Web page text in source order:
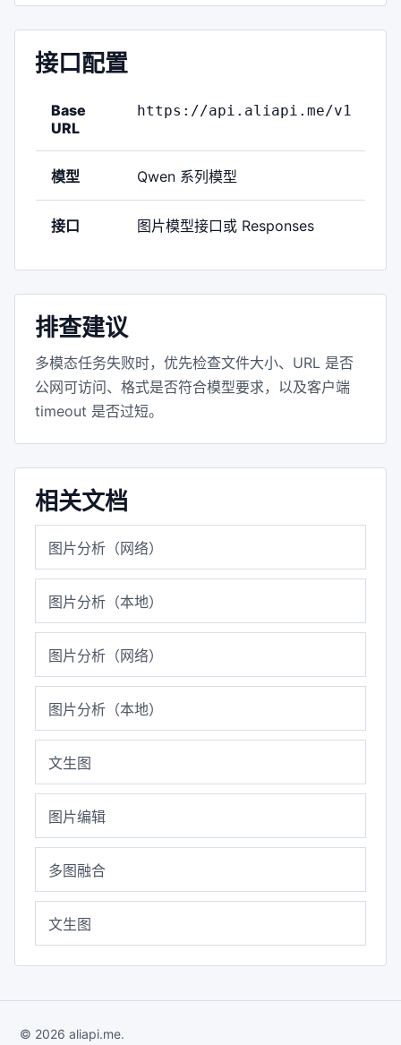
接口配置
Base
URL
https://api.aliapi.me/v1
模型 Qwen 系列模型
接口 图片模型接口或 Responses
排查建议
多模态任务失败时，优先检查文件大小、URL 是否
公网可访问、格式是否符合模型要求，以及客户端
timeout 是否过短。
相关文档
图片分析（网络）
图片分析（本地）
图片分析（网络）
图片分析（本地）
文生图
图片编辑
多图融合
文生图
© 2026 aliapi.me.